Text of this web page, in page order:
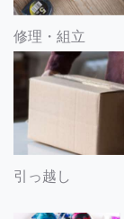
修理・組立
引っ越し